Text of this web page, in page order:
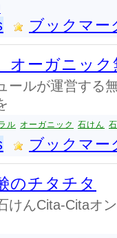
ブックマー
オーガニック
ールが運営する
ル オーガニック 石けん
ブックマー
のチタチタ
けんCita-Citaオ